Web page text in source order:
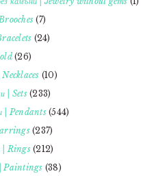
(7)
(24)
(26)
(10)
| Sets(233)
| Pendants(544)
(237)
| Rings(212)
Paintings (38)